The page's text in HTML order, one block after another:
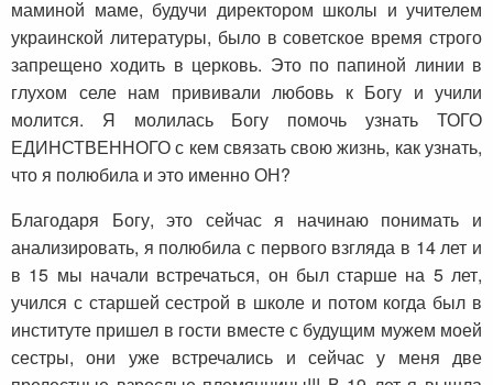
маминой маме, будучи директором школы и учителем
украинской литературы, было в советское время строго
запрещено ходить в церковь. Это по папиной линии в
глухом селе нам прививали любовь к Богу и учили
молится. Я молилась Богу помочь узнать ТОГО
ЕДИНСТВЕННОГО с кем связать свою жизнь, как узнать,
что я полюбила и это именно ОН?
Благодаря Богу, это сейчас я начинаю понимать и
анализировать, я полюбила с первого взгляда в 14 лет и
в 15 мы начали встречаться, он был старше на 5 лет,
учился с старшей сестрой в школе и потом когда был в
институте пришел в гости вместе с будущим мужем моей
сестры, они уже встречались и сейчас у меня две